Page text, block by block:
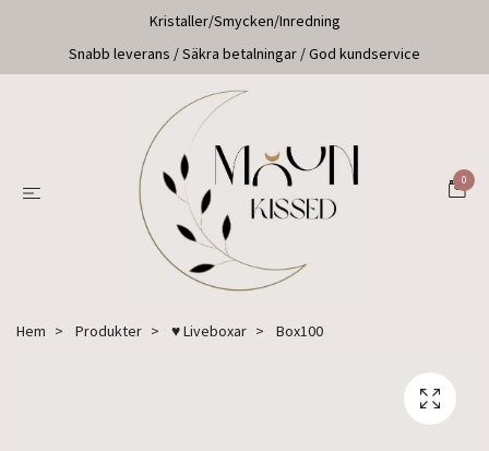
Kristaller/Smycken/Inredning
Snabb leverans / Säkra betalningar / God kundservice
0
Hem Produkter ♥ Liveboxar Box100